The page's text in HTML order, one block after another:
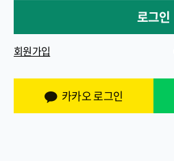
로그인
회원가입
카카오 로그인